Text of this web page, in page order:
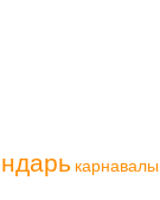
карнавалы